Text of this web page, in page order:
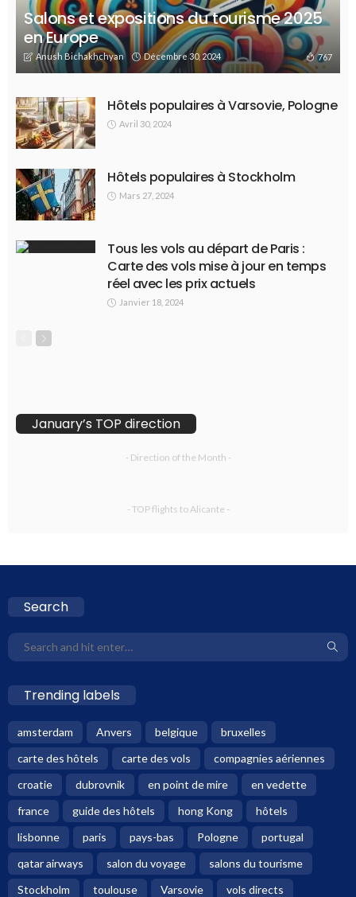
Salons et expositions du tourisme 2025
en Europe
Anush Bichakhchyan Décembre 30, 2024 767
Hôtels populaires à Varsovie, Pologne
Avril 30, 2024
Hôtels populaires à Stockholm
Mars 27, 2024
Tous les vols au départ de Paris :
Carte des vols mise à jour en temps
réel avec les prix actuels
Janvier 18, 2024
January’s TOP direction
- Direction of the Month -
- TOP flights to Alicante -
Search
Trending labels
amsterdam Anvers belgique
bruxelles
carte des hôtels
carte des vols
compagnies aériennes
croatie
dubrovnik en point de mire
en vedette
france
guide des hôtels hong Kong
hôtels
lisbonne
paris pays-bas Pologne
portugal
qatar airways
salon du voyage
salons du tourisme
Stockholm
toulouse Varsovie
vols directs